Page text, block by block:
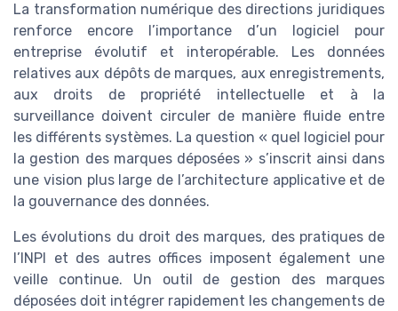
La transformation numérique des directions juridiques
renforce encore l’importance d’un logiciel pour
entreprise évolutif et interopérable. Les données
relatives aux dépôts de marques, aux enregistrements,
aux droits de propriété intellectuelle et à la
surveillance doivent circuler de manière fluide entre
les différents systèmes. La question « quel logiciel pour
la gestion des marques déposées » s’inscrit ainsi dans
une vision plus large de l’architecture applicative et de
la gouvernance des données.
Les évolutions du droit des marques, des pratiques de
l’INPI et des autres offices imposent également une
veille continue. Un outil de gestion des marques
déposées doit intégrer rapidement les changements de